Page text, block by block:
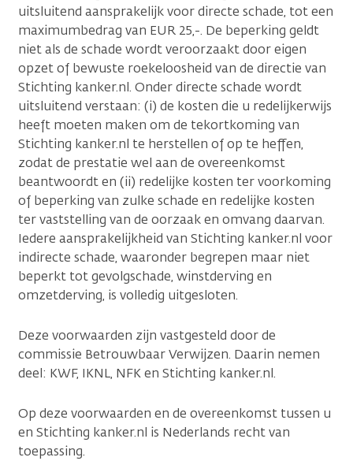
uitsluitend aansprakelijk voor directe schade, tot een
maximumbedrag van EUR 25,-. De beperking geldt
niet als de schade wordt veroorzaakt door eigen
opzet of bewuste roekeloosheid van de directie van
Stichting kanker.nl. Onder directe schade wordt
uitsluitend verstaan: (i) de kosten die u redelijkerwijs
heeft moeten maken om de tekortkoming van
Stichting kanker.nl te herstellen of op te heffen,
zodat de prestatie wel aan de overeenkomst
beantwoordt en (ii) redelijke kosten ter voorkoming
of beperking van zulke schade en redelijke kosten
ter vaststelling van de oorzaak en omvang daarvan.
Iedere aansprakelijkheid van Stichting kanker.nl voor
indirecte schade, waaronder begrepen maar niet
beperkt tot gevolgschade, winstderving en
omzetderving, is volledig uitgesloten.
Deze voorwaarden zijn vastgesteld door de
commissie Betrouwbaar Verwijzen. Daarin nemen
deel: KWF, IKNL, NFK en Stichting kanker.nl.
Op deze voorwaarden en de overeenkomst tussen u
en Stichting kanker.nl is Nederlands recht van
toepassing.